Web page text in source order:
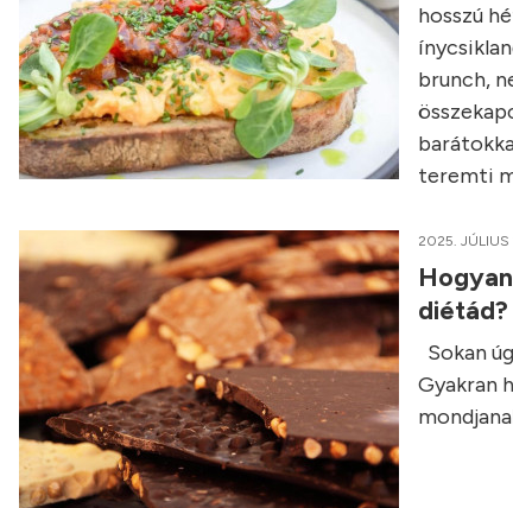
hosszú
brunch,
teremti
2025. JÚLIUS
diétád?
Sokan
Gyakran